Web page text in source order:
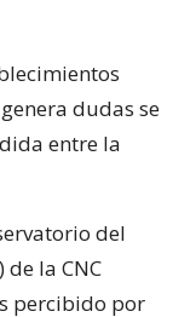
dudas se
entre la
del
la CNC
percibido por